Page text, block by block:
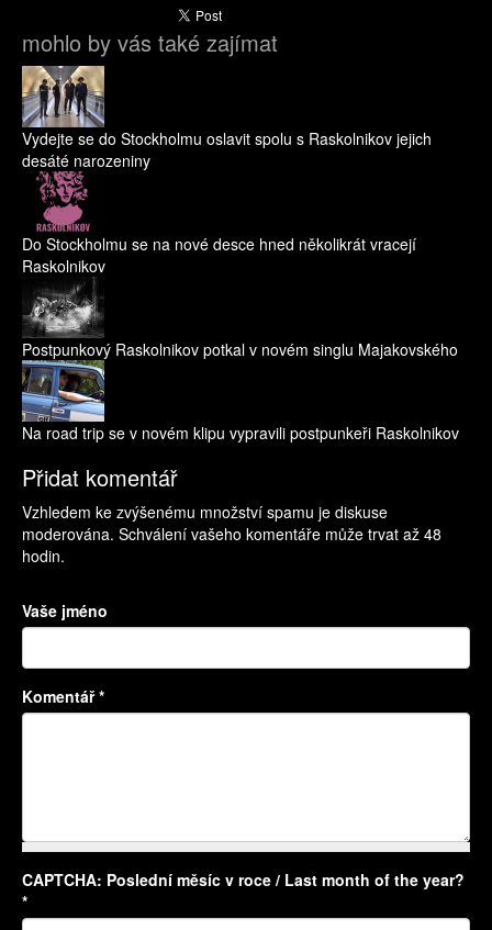
mohlo by vás také zajímat
Vydejte se do Stockholmu oslavit spolu s Raskolnikov jejich
desáté narozeniny
Do Stockholmu se na nové desce hned několikrát vracejí
Raskolnikov
Postpunkový Raskolnikov potkal v novém singlu Majakovského
Na road trip se v novém klipu vypravili postpunkeři Raskolnikov
Přidat komentář
Vzhledem ke zvýšenému množství spamu je diskuse
moderována. Schválení vašeho komentáře může trvat až 48
hodin.
Vaše jméno
Komentář*
CAPTCHA: Poslední měsíc v roce / Last month of the year?
*